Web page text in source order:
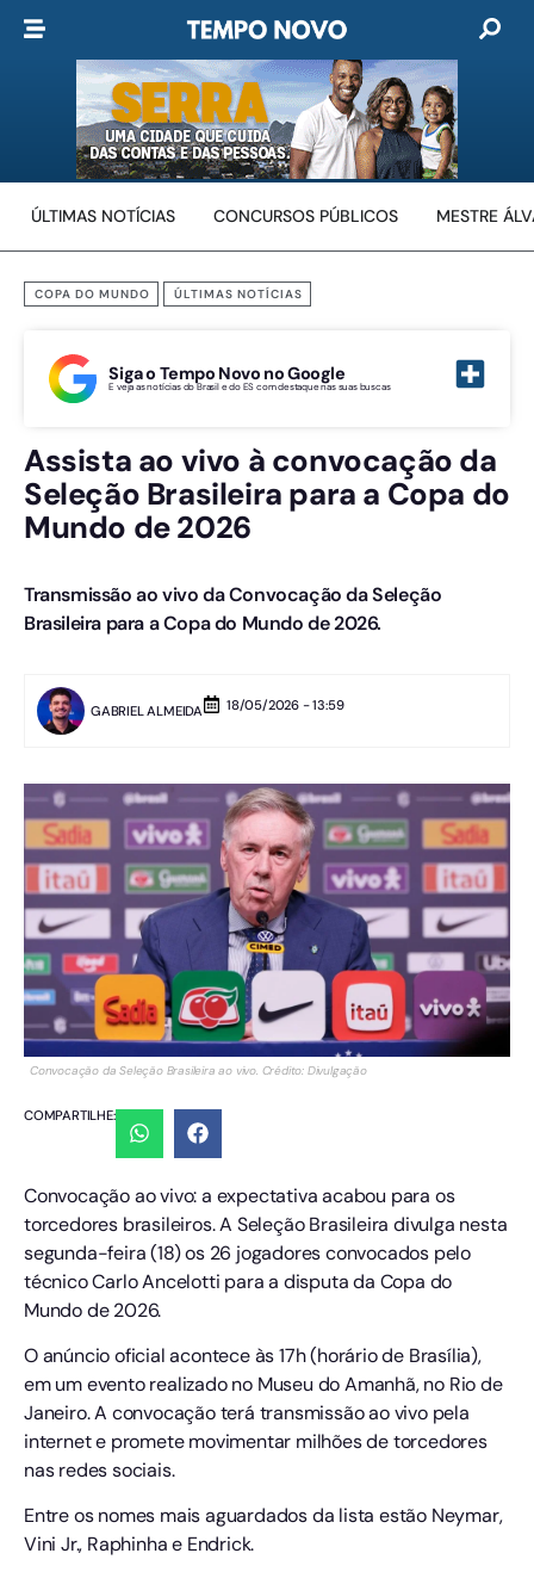
ÚLTIMAS NOTÍCIAS CONCURSOS PÚBLICOS MESTRE
COPA DO MUNDO ÚLTIMAS NOTÍCIAS
Siga o Tempo Novo no Google
E veja as notícias do Brasil e do ES com destaque nas suas buscas
Assista ao vivo à convocação da
Seleção Brasileira para a Copa do
Mundo de 2026
Transmissão ao vivo da Convocação da Seleção
Brasileira para a Copa do Mundo de 2026.
GABRIEL ALMEIDA 18/05/2026 - 13:59
Convocação da Seleção Brasileira ao vivo. Crédito: Divulgação
COMPARTILHE:
Convocação ao vivo: a expectativa acabou para os
torcedores brasileiros. A Seleção Brasileira divulga nesta
segunda-feira (18) os 26 jogadores convocados pelo
técnico Carlo Ancelotti para a disputa da Copa do
Mundo de 2026.
O anúncio oficial acontece às 17h (horário de Brasília),
em um evento realizado no Museu do Amanhã, no Rio de
Janeiro. A convocação terá transmissão ao vivo pela
internet e promete movimentar milhões de torcedores
nas redes sociais.
Entre os nomes mais aguardados da lista estão Neymar,
Vini Jr., Raphinha e Endrick.